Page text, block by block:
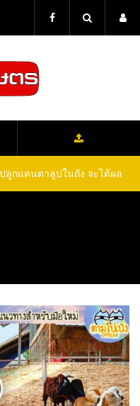
ปะรด Pineapple Wine